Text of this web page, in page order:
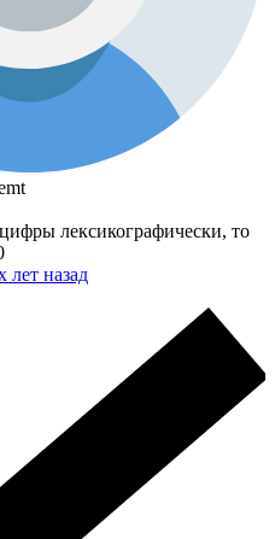
лексикографически, то
лет назад